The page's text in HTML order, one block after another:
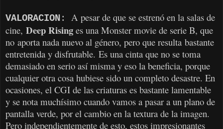
VALORACION: A pesar de que se estrenó en la salas de
cine, Deep Rising es una Monster movie de serie B, que
no aporta nada nuevo al género, pero que resulta bastante
entretenida y disfrutable. Es una cinta que no se toma
demasiado en serio así misma y eso la beneficia, porque
cualquier otra cosa hubiese sido un completo desastre. En
ocasiones, el CGI de las criaturas es bastante lamentable
y se nota muchísimo cuando vamos a pasar a un plano de
pantalla verde, por el cambio en la textura de la imagen.
Pero independientemente de esto, estos impresionantes